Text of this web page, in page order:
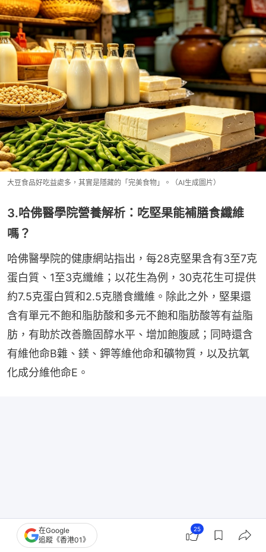
大豆食品好吃益處多，其實是隱藏的「完美食物」。（AI生成圖片）
3.哈佛醫學院營養解析：吃堅果能補膳食纖維
嗎？
哈佛醫學院的健康網站指出，每28克堅果含有3至7克
蛋白質、1至3克纖維；以花生為例，30克花生可提供
約7.5克蛋白質和2.5克膳食纖維。除此之外，堅果還
含有單元不飽和脂肪酸和多元不飽和脂肪酸等有益脂
肪，有助於改善膽固醇水平、增加飽腹感；同時還含
有維他命B雜、鎂、鉀等維他命和礦物質，以及抗氧
化成分維他命E。
在Google
追蹤《香港01》
25